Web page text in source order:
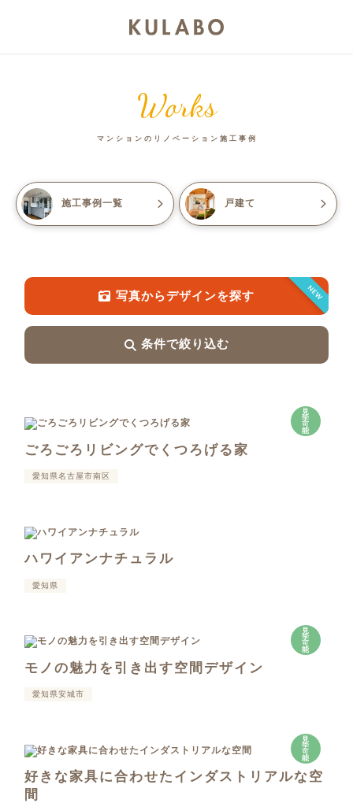
Works
マンションのリノベーション施工事例
施工事例一覧 戸建て
NEW
写真からデザインを探す
条件で絞り込む
見
学
可
能
ごろごろリビングでくつろげる家
愛知県名古屋市南区
ハワイアンナチュラル
愛知県
見
学
可
能
モノの魅力を引き出す空間デザイン
愛知県安城市
見
学
可
能
好きな家具に合わせたインダストリアルな空
間